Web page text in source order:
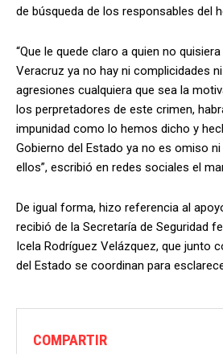
de búsqueda de los responsables del
“Que le quede claro a quien no
Veracruz ya no hay ni complicidades
agresiones cualquiera que sea la
los perpretadores de este crimen,
impunidad como lo hemos dicho y
Gobierno del Estado ya no es omiso
ellos”, escribió en redes sociales el
De igual forma, hizo referencia al
recibió de la Secretaría de Seguridad
Icela Rodríguez Velázquez, que junto
del Estado se coordinan para
COMPARTIR